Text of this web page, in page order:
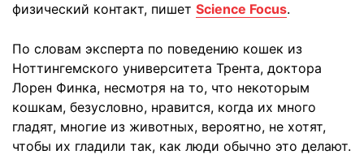
физический контакт, пишет Science Focus.
По словам эксперта по поведению кошек из
Ноттингемского университета Трента, доктора
Лорен Финка, несмотря на то, что некоторым
кошкам, безусловно, нравится, когда их много
гладят, многие из животных, вероятно, не хотят,
чтобы их гладили так, как люди обычно это делают.